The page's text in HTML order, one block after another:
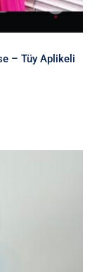
– Tüy Aplikeli